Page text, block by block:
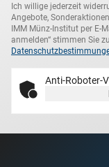
Ich willige jederzeit
Angebote,
IMM Münz-Institut per E-
anmelden“ stimmen Sie
Anti-Roboter-